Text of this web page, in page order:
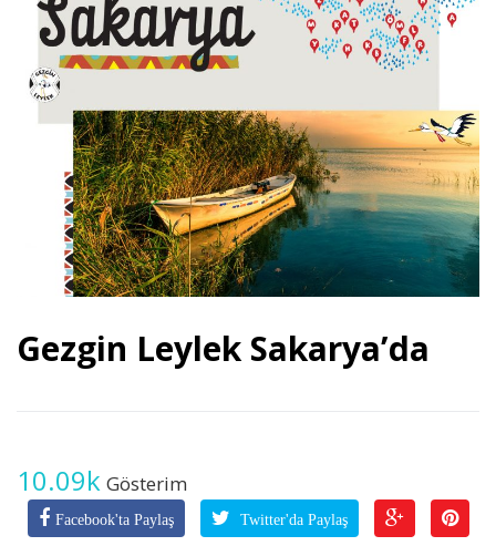
Gezgin Leylek Sakarya’da
10.09k Gösterim
Facebook'ta Paylaş Twitter'da Paylaş